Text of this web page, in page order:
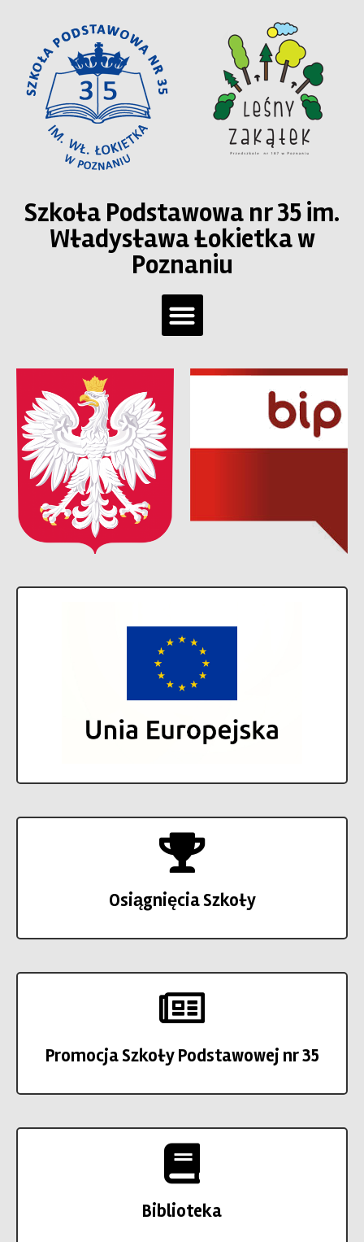
Szkoła Podstawowa nr 35 im.
Władysława Łokietka w
Poznaniu
Osiągnięcia Szkoły
Promocja Szkoły Podstawowej nr 35
Biblioteka